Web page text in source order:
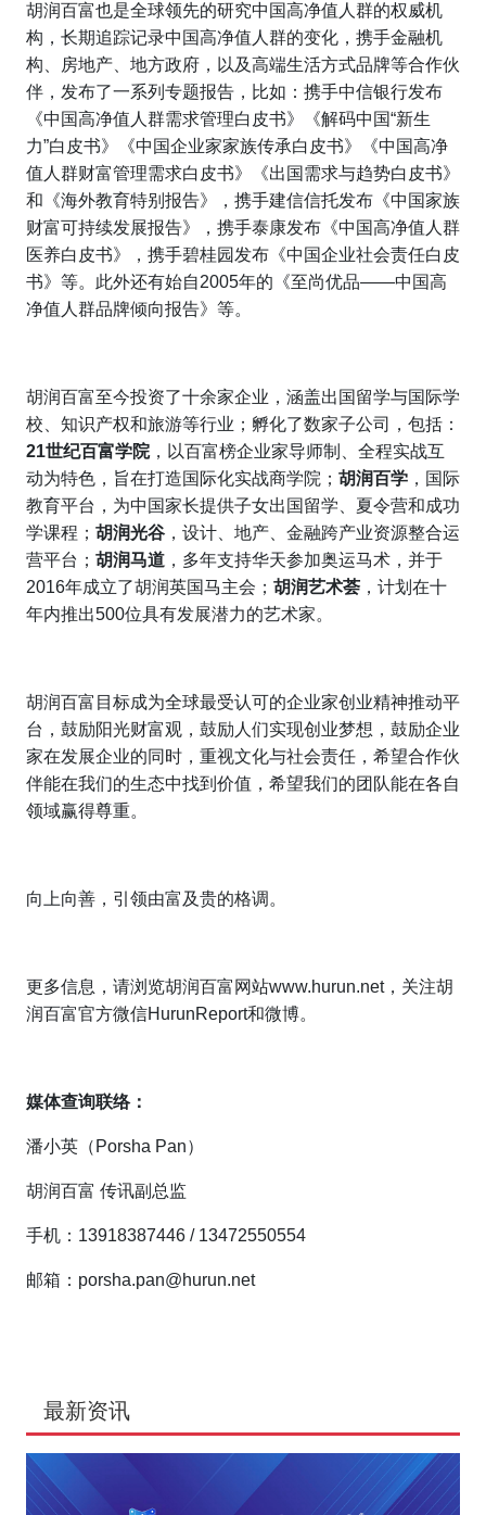
胡润百富也是全球领先的研究中国高净值人群的权威机
构，长期追踪记录中国高净值人群的变化，携手金融机
构、房地产、地方政府，以及高端生活方式品牌等合作伙
伴，发布了一系列专题报告，比如：携手中信银行发布
《中国高净值人群需求管理白皮书》《解码中国“新生
力”白皮书》《中国企业家家族传承白皮书》《中国高净
值人群财富管理需求白皮书》《出国需求与趋势白皮书》
和《海外教育特别报告》，携手建信信托发布《中国家族
财富可持续发展报告》，携手泰康发布《中国高净值人群
医养白皮书》，携手碧桂园发布《中国企业社会责任白皮
书》等。此外还有始自2005年的《至尚优品——中国高
净值人群品牌倾向报告》等。
胡润百富至今投资了十余家企业，涵盖出国留学与国际学
校、知识产权和旅游等行业；孵化了数家子公司，包括：
21世纪百富学院，以百富榜企业家导师制、全程实战互
动为特色，旨在打造国际化实战商学院； 胡润百学 ，国际
教育平台，为中国家长提供子女出国留学、夏令营和成功
学课程； 胡润光谷 ，设计、地产、金融跨产业资源整合运
营平台； 胡润马道 ，多年支持华天参加奥运马术，并于
2016年成立了胡润英国马主会； 胡润艺术荟 ，计划在十
年内推出500位具有发展潜力的艺术家。
胡润百富目标成为全球最受认可的企业家创业精神推动平
台，鼓励阳光财富观，鼓励人们实现创业梦想，鼓励企业
家在发展企业的同时，重视文化与社会责任，希望合作伙
伴能在我们的生态中找到价值，希望我们的团队能在各自
领域赢得尊重。
向上向善，引领由富及贵的格调。
更多信息，请浏览胡润百富网站www.hurun.net，关注胡
润百富官方微信HurunReport和微博。
媒体查询联络：
潘小英（Porsha Pan）
胡润百富 传讯副总监
手机：13918387446 / 13472550554
邮箱：porsha.pan@hurun.net
最新资讯